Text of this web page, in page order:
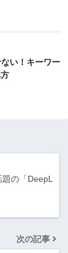
い！キーワー
の「DeepL
次の記事